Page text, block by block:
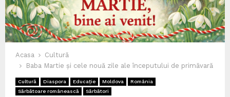
Acasa
Cultură
Baba Martie și cele nouă zile ale începutului de primăvară
Cultură Diaspora Educație Moldova
România
Sărbătoare românească
Sărbători